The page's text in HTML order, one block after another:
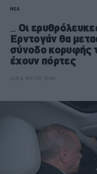
ΝΕΑ
Οι
Ερντογάν θα
σύνοδο κορυφής
έχουν πόρτες
CAR & MOTOR TEAM